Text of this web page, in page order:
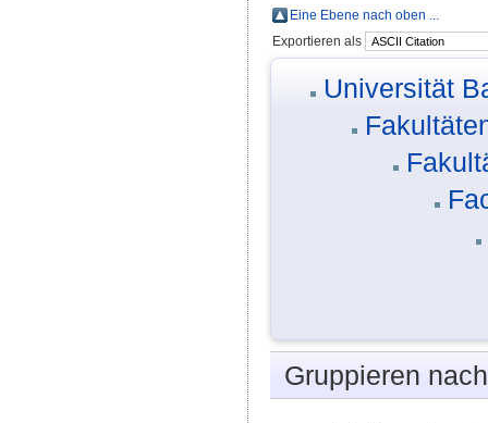
Eine Ebene nach oben ...
Exportieren als
Universität
Gruppieren